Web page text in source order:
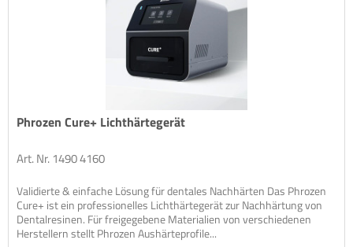
Phrozen Cure+ Lichthärtegerät
Art. Nr. 1490 4160
Validierte & einfache Lösung für dentales Nachhärten Das Phrozen
Cure+ ist ein professionelles Lichthärtegerät zur Nachhärtung von
Dentalresinen. Für freigegebene Materialien von verschiedenen
Herstellern stellt Phrozen Aushärteprofile...